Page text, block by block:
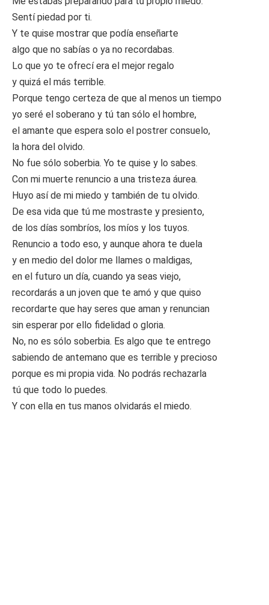
Sentí piedad por ti.
Y te quise mostrar que podía enseñarte
algo que no sabías o ya no recordabas.
Lo que yo te ofrecí era el mejor regalo
y quizá el más terrible.
Porque tengo certeza de que al menos un tiempo
yo seré el soberano y tú tan sólo el hombre,
el amante que espera solo el postrer consuelo,
la hora del olvido.
No fue sólo soberbia. Yo te quise y lo sabes.
Con mi muerte renuncio a una tristeza áurea.
Huyo así de mi miedo y también de tu olvido.
De esa vida que tú me mostraste y presiento,
de los días sombríos, los míos y los tuyos.
Renuncio a todo eso, y aunque ahora te duela
y en medio del dolor me llames o maldigas,
en el futuro un día, cuando ya seas viejo,
recordarás a un joven que te amó y que quiso
recordarte que hay seres que aman y renuncian
sin esperar por ello fidelidad o gloria.
No, no es sólo soberbia. Es algo que te entrego
sabiendo de antemano que es terrible y precioso
porque es mi propia vida. No podrás rechazarla
tú que todo lo puedes.
Y con ella en tus manos olvidarás el miedo.